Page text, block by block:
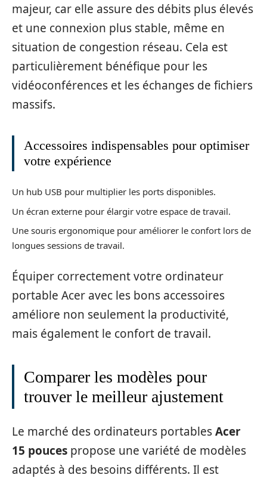
majeur, car elle assure des débits plus élevés
et une connexion plus stable, même en
situation de congestion réseau. Cela est
particulièrement bénéfique pour les
vidéoconférences et les échanges de fichiers
massifs.
Accessoires indispensables pour optimiser
votre expérience
Un hub USB pour multiplier les ports disponibles.
Un écran externe pour élargir votre espace de travail.
Une souris ergonomique pour améliorer le confort lors de
longues sessions de travail.
Équiper correctement votre ordinateur
portable Acer avec les bons accessoires
améliore non seulement la productivité,
mais également le confort de travail.
Comparer les modèles pour
trouver le meilleur ajustement
Le marché des ordinateurs portablesAcer
15 pouces propose une variété de modèles
adaptés à des besoins différents. Il est